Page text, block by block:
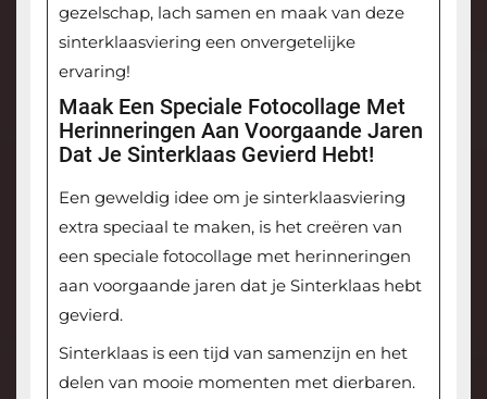
gezelschap, lach samen en maak van deze
sinterklaasviering een onvergetelijke
ervaring!
Maak Een Speciale Fotocollage Met
Herinneringen Aan Voorgaande Jaren
Dat Je Sinterklaas Gevierd Hebt!
Een geweldig idee om je sinterklaasviering
extra speciaal te maken, is het creëren van
een speciale fotocollage met herinneringen
aan voorgaande jaren dat je Sinterklaas hebt
gevierd.
Sinterklaas is een tijd van samenzijn en het
delen van mooie momenten met dierbaren.